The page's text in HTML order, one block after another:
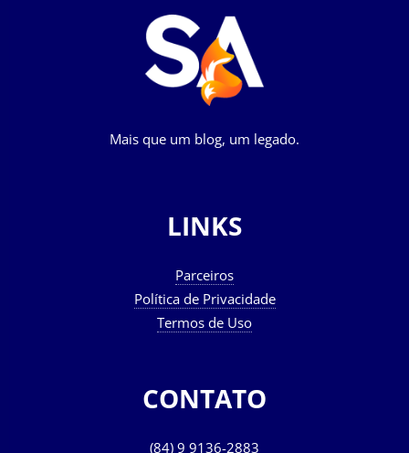
Mais que um blog, um legado.
LINKS
Parceiros
Política de Privacidade
Termos de Uso
CONTATO